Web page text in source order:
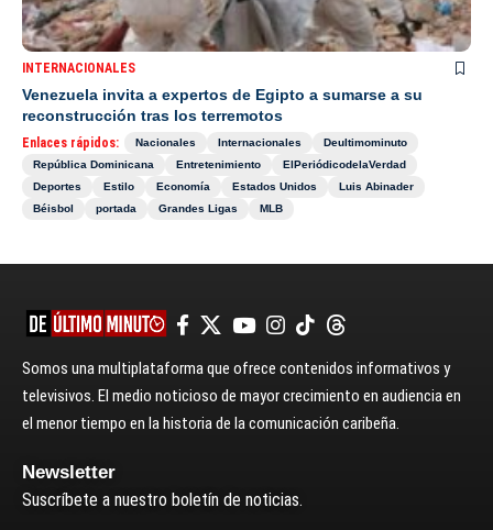
INTERNACIONALES
Venezuela invita a expertos de Egipto a sumarse a su
reconstrucción tras los terremotos
Enlaces rápidos: Nacionales Internacionales
Deultimominuto
República Dominicana
Entretenimiento
ElPeriódicodelaVerdad
Deportes
Estilo Economía Estados Unidos
Luis Abinader
Béisbol
portada Grandes Ligas MLB
Somos una multiplataforma que ofrece contenidos informativos y
televisivos. El medio noticioso de mayor crecimiento en audiencia en
el menor tiempo en la historia de la comunicación caribeña.
Newsletter
Suscríbete a nuestro boletín de noticias.